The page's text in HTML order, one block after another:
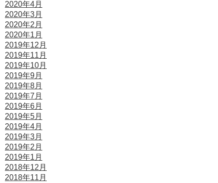
2020年4月
2020年3月
2020年2月
2020年1月
2019年12月
2019年11月
2019年10月
2019年9月
2019年8月
2019年7月
2019年6月
2019年5月
2019年4月
2019年3月
2019年2月
2019年1月
2018年12月
2018年11月